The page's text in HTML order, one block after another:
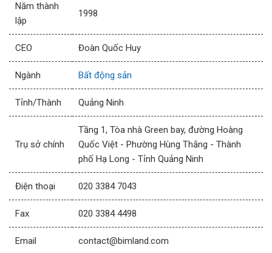
Năm thành
lập
1998
CEO Đoàn Quốc Huy
Ngành Bất động sản
Tỉnh/Thành Quảng Ninh
Trụ sở chính
Tầng 1, Tòa nhà Green bay, đường Hoàng
Quốc Việt - Phường Hùng Thắng - Thành
phố Hạ Long - Tỉnh Quảng Ninh
Điện thoại 020 3384 7043
Fax 020 3384 4498
Email contact@bimland.com